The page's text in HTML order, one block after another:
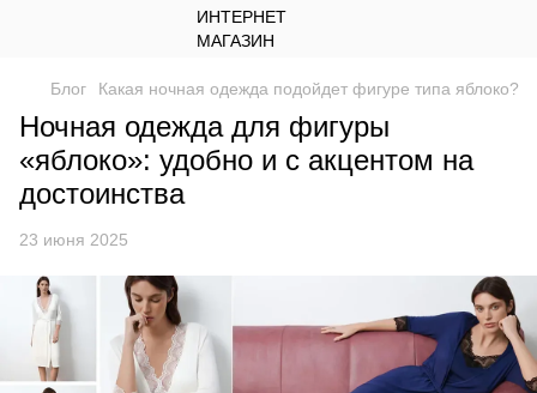
Блог Какая ночная одежда подойдет фигуре типа яблоко?
Ночная одежда для фигуры
«яблоко»: удобно и с акцентом на
достоинства
23 июня 2025